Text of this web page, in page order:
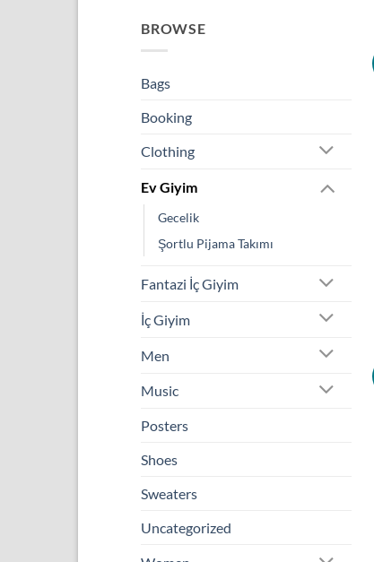
BROWSE
Bags
Booking
Clothing
Ev Giyim
Gecelik
Şortlu Pijama Takımı
Fantazi İç Giyim
İç Giyim
Men
Music
Posters
Shoes
Sweaters
Uncategorized